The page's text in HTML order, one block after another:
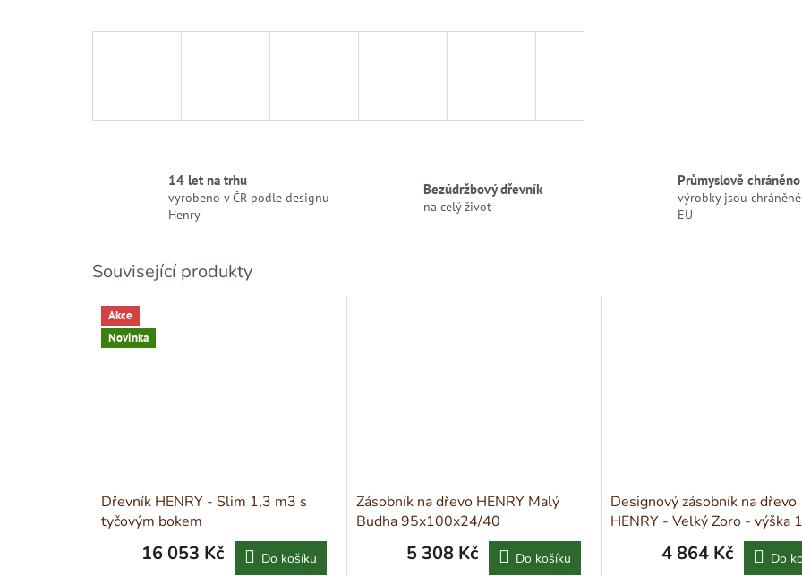
14 let na trhu
vyrobeno v ČR podle designu
Henry
Bezúdržbový dřevník
na celý život
Průmyslově chráněno
výrobky jsou
EU
Související produkty
Akce
Novinka
Dřevník HENRY - Slim 1,3 m3 s
tyčovým bokem
16 053 Kč Do košíku
Zásobník na dřevo HENRY Malý
Budha 95x100x24/40
5 308 Kč Do košíku
Designový zásobník na dřevo
HENRY - Velký Zoro - výška
4 864 Kč Do